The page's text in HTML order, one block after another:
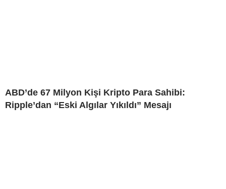
ABD’de 67 Milyon Kişi Kripto Para Sahibi:
Ripple’dan “Eski Algılar Yıkıldı” Mesajı